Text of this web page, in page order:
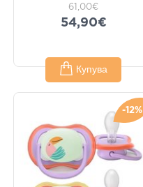
61,00€
54,90€
Купува
-12%